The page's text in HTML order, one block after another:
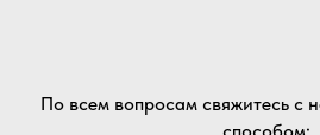
По всем вопросам свяжитесь с